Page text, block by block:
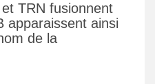
TRN fusionnent
apparaissent ainsi
de la